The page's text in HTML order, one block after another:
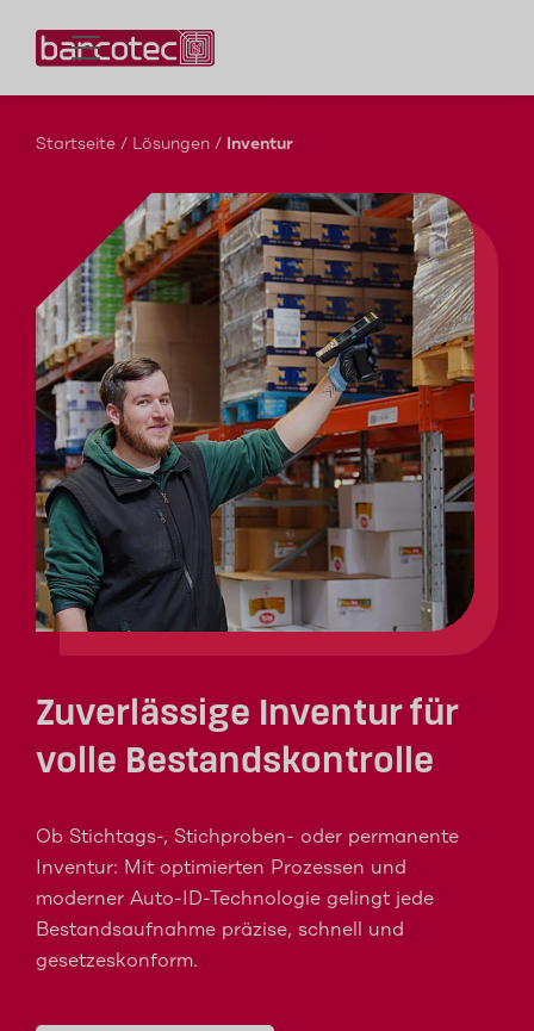
Startseite / Lösungen / Inventur
Zuverlässige Inventur für
volle Bestandskontrolle
Ob Stichtags-, Stichproben- oder permanente
Inventur: Mit optimierten Prozessen und
moderner Auto-ID-Technologie gelingt jede
Bestandsaufnahme präzise, schnell und
gesetzeskonform.
Kontaktieren Sie uns!